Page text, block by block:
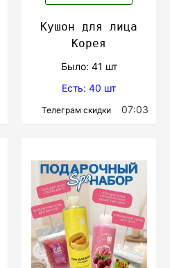
Кушон для лица
Корея
Было: 41 шт
Есть: 40 шт
Телеграм скидки 07:03